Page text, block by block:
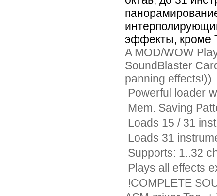
эффекты, кроме
A MOD/WOW
SoundBlaster
panning
Powerful loader
Mem. Saving
Loads 15 / 31
Loads 31
Supports: 1..32
Plays all effects
!COMPLETE